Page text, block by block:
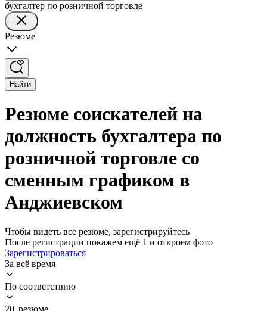
бухгалтер по розничной торговле
Резюме
Найти
Резюме соискателей на
должность бухгалтера по
розничной торговле со
сменным графиком в
Анджиевском
Чтобы видеть все резюме, зарегистрируйтесь
После регистрации покажем ещё 1 и откроем фото
Зарегистрироваться
За всё время
По соответствию
20 резюме